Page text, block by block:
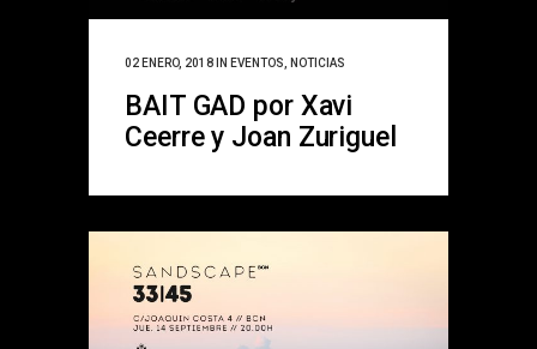
02 ENERO, 2018 IN EVENTOS NOTICIAS
BAIT GAD por Xavi
Ceerre y Joan Zuriguel